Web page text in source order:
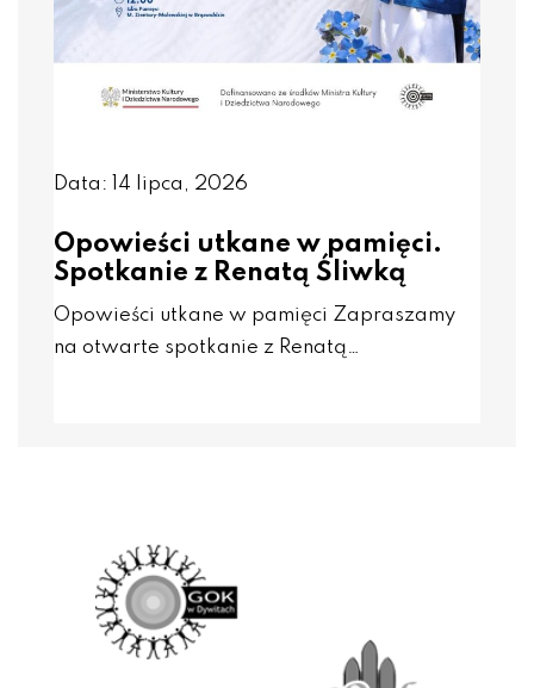
Data: 14 lipca, 2026
Opowieści utkane w pamięci.
Spotkanie z Renatą Śliwką
Opowieści utkane w pamięci Zapraszamy
na otwarte spotkanie z Renatą…